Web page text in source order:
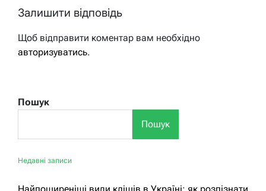
Залишити відповідь
Щоб відправити коментар вам необхідно
авторизуватись.
Пошук
Пошук
Недавні записи